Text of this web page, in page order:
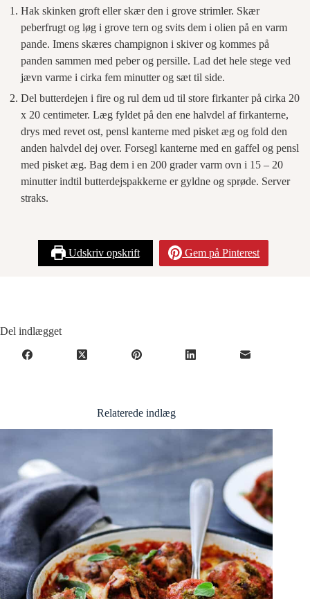
Hak skinken groft eller skær den i grove strimler. Skær
peberfrugt og løg i grove tern og svits dem i olien på en varm
pande. Imens skæres champignon i skiver og kommes på
panden sammen med peber og persille. Lad det hele stege ved
jævn varme i cirka fem minutter og sæt til side.
Del butterdejen i fire og rul dem ud til store firkanter på cirka 20
x 20 centimeter. Læg fyldet på den ene halvdel af firkanterne,
drys med revet ost, pensl kanterne med pisket æg og fold den
anden halvdel dej over. Forsegl kanterne med en gaffel og pensl
med pisket æg. Bag dem i en 200 grader varm ovn i 15 – 20
minutter indtil butterdejspakkerne er gyldne og sprøde. Server
straks.
Udskriv opskrift Gem på Pinterest
Del indlægget
Relaterede indlæg